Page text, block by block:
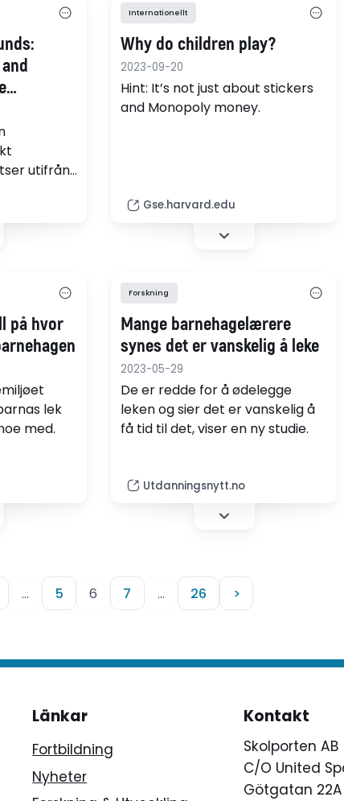
barns uttrykk som «lekende
fortellinger».
and
utifrån
design.
Internationellt
Why do children play?
2023-09-20
Hint: It’s not just about stickers
and Monopoly money.
Gse.harvard.edu
på hvor
lek
med.
Forskning
Mange barnehagelærere
synes det er vanskelig å leke
2023-05-29
De er redde for å ødelegge
leken og sier det er vanskelig å
få tid til det, viser en ny studie.
Utdanningsnytt.no
… 5 6 7 … 26 >
Länkar
Fortbildning
Nyheter
Kontakt
Skolporten AB
C/O United
Götgatan 22A